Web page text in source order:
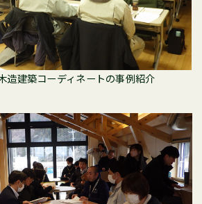
造建築コーディネートの事例紹介